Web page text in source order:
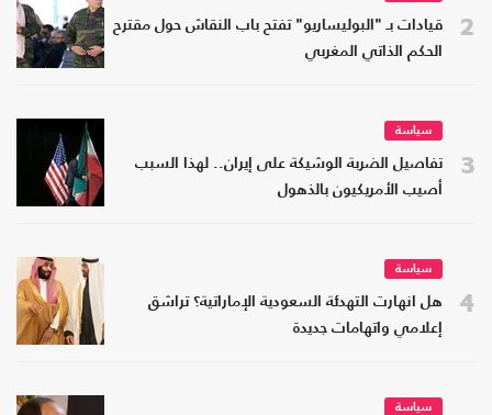
2
قيادات بـ "البوليساريو" تفتح باب النقاش حول مقترح
الحكم الذاتي المغربي
3
سياسة
تفاصيل الضربة الوشيكة على إيران.. لهذا السبب
أصيب الأمريكيون بالذهول
4
سياسة
هل انهارت التهدئة السعودية الإماراتية؟ تراشق
إعلامي واتهامات جديدة
سياسة